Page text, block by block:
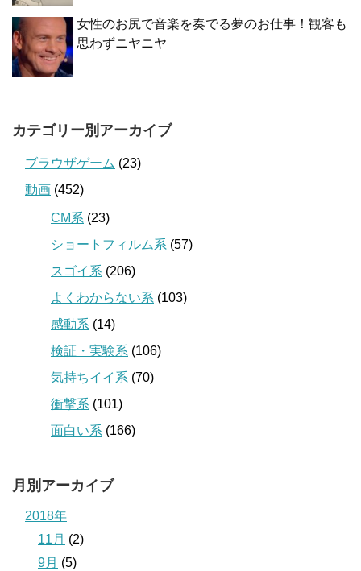
女性のお尻で音楽を奏でる夢のお仕事！観客も
思わずニヤニヤ
カテゴリー別アーカイブ
ブラウザゲーム (23)
動画 (452)
CM系 (23)
ショートフィルム系 (57)
スゴイ系 (206)
よくわからない系 (103)
感動系 (14)
検証・実験系 (106)
気持ちイイ系 (70)
衝撃系 (101)
面白い系 (166)
月別アーカイブ
2018年
11月 (2)
9月 (5)